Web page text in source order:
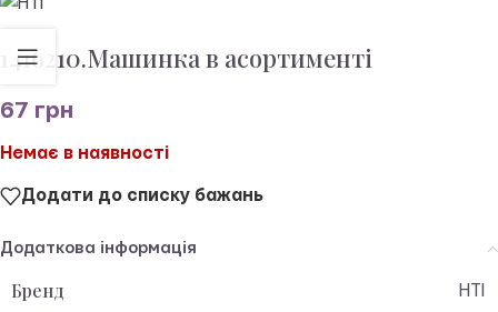
1416210.Машинка в асортименті
67 грн
Немає в наявності
Додати до списку бажань
Додаткова інформація
Бренд HTI